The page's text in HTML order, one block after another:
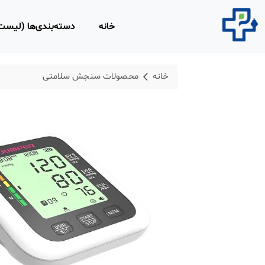
خانه دسته‌بندی‌ها
روپوش و اسکراب
لاغری
محصولات
فیزیوتراپی
تجهیزات امداد و
ابزار و تجهیزات
معاینه
خانه محصولات سنجش سلامتی